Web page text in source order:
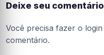
Deixe seu comentário
Você precisa fazer o login
comentário.